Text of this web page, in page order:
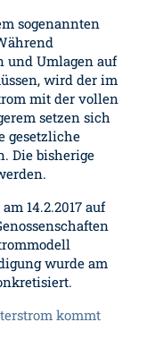
sogenannten
und Umlagen auf
wird der im
mit der vollen
setzen sich
gesetzliche
Die bisherige
14.2.2017 auf
wurde am
kommt